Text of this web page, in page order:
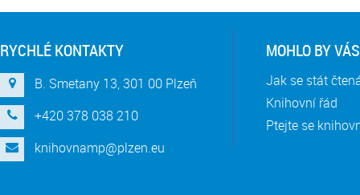
RYCHLÉ KONTAKTY
B. Smetany 13, 301 00 Plzeň
+420 378 038 210
knihovnamp@plzen.eu
MOHLO BY
Jak se stát
Knihovní řád
Ptejte se